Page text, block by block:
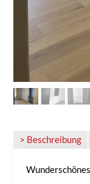
> Beschreibung